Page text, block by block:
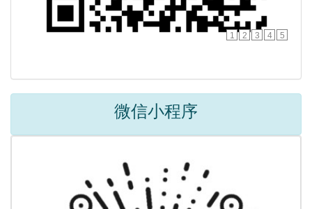
1 2 3 4 5
微信小程序